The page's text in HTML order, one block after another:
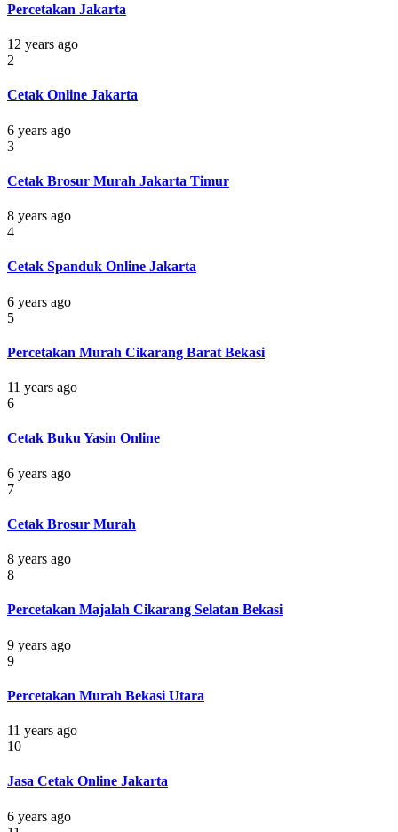
Percetakan Jakarta
12 years ago
2
Cetak Online Jakarta
6 years ago
3
Cetak Brosur Murah Jakarta Timur
8 years ago
4
Cetak Spanduk Online Jakarta
6 years ago
5
Percetakan Murah Cikarang Barat Bekasi
11 years ago
6
Cetak Buku Yasin Online
6 years ago
7
Cetak Brosur Murah
8 years ago
8
Percetakan Majalah Cikarang Selatan Bekasi
9 years ago
9
Percetakan Murah Bekasi Utara
11 years ago
10
Jasa Cetak Online Jakarta
6 years ago